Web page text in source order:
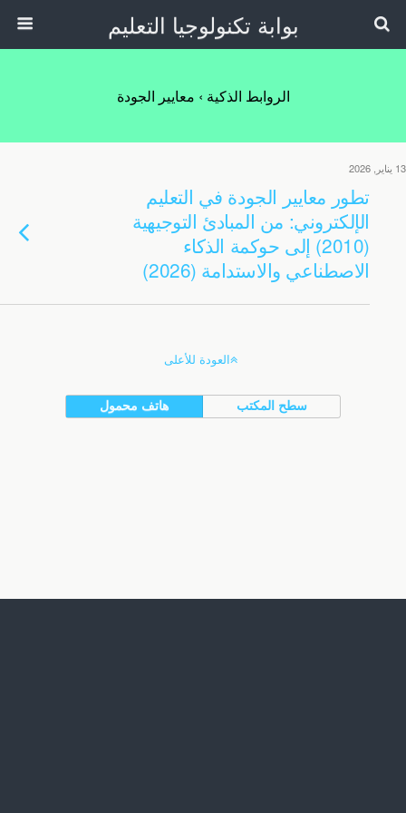
بوابة تكنولوجيا التعليم
الروابط الذكية › معايير الجودة
13 يناير, 2026
تطور معايير الجودة في التعليم
الإلكتروني: من المبادئ التوجيهية
(2010) إلى حوكمة الذكاء
الاصطناعي والاستدامة (2026)
العودة للأعلى
هاتف محمول سطح المكتب